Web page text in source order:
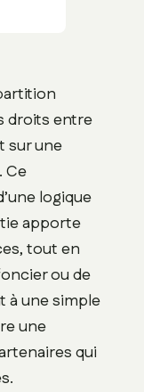
droits entre
sur une
Ce
logique
apporte
tout en
ou de
à une simple
une
qui